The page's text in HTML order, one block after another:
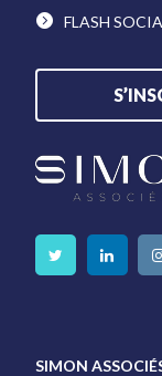
FLASH
SIMON